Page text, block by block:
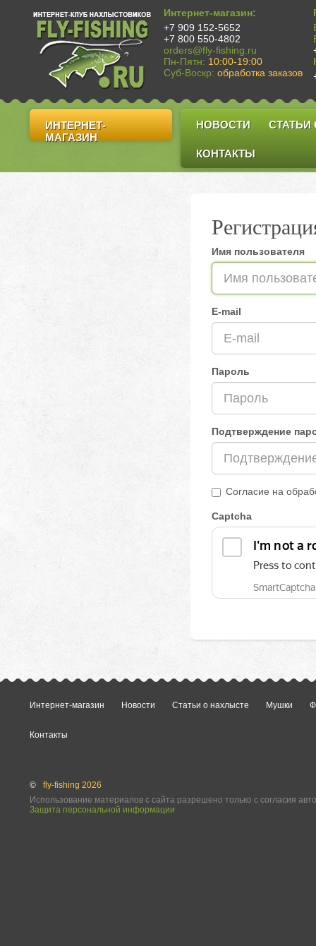
Интернет-магазин:
+7 909 152-5652
+7 800 550-4802
orders@fly-fishing.ru
Пн-Пятн: 10:00-19:00
Суб-Воскр: обработка заказов
ИНТЕРНЕТ-
МАГАЗИН
НОВОСТИ СТАТЬИ
КОНТАКТЫ
Имя пользователя
E-mail
Пароль
Подтверждение
Согласие на
Captcha
Интернет-магазин Новости Статьи о нахлысте Мушки
Контакты
©
fly-fishing 2026
Использование материалов с сайта разрешено только с согласия
Защита персональной информации